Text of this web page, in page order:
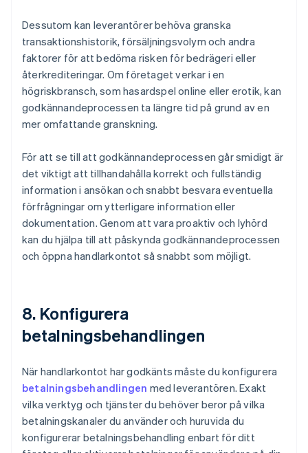
Dessutom kan leverantörer behöva granska
transaktionshistorik, försäljningsvolym och andra
faktorer för att bedöma risken för bedrägeri eller
återkrediteringar. Om företaget verkar i en
högriskbransch, som hasardspel online eller erotik, kan
godkännandeprocessen ta längre tid på grund av en
mer omfattande granskning.
För att se till att godkännandeprocessen går smidigt är
det viktigt att tillhandahålla korrekt och fullständig
information i ansökan och snabbt besvara eventuella
förfrågningar om ytterligare information eller
dokumentation. Genom att vara proaktiv och lyhörd
kan du hjälpa till att påskynda godkännandeprocessen
och öppna handlarkontot så snabbt som möjligt.
8. Konfigurera
betalningsbehandlingen
När handlarkontot har godkänts måste du konfigurera
betalningsbehandlingen med leverantören. Exakt
vilka verktyg och tjänster du behöver beror på vilka
betalningskanaler du använder och huruvida du
konfigurerar betalningsbehandling enbart för ditt